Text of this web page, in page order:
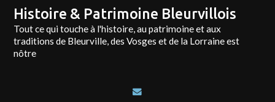
Histoire & Patrimoine Bleurvillois
Tout ce qui touche à l'histoire, au patrimoine et aux
traditions de Bleurville, des Vosges et de la Lorraine est
nôtre